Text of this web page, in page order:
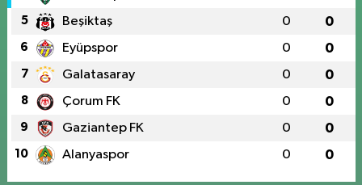
5 Beşiktaş 0 0
6 Eyüpspor 0 0
7 Galatasaray 0 0
8 Çorum FK 0 0
9 Gaziantep FK 0 0
10 Alanyaspor 0 0